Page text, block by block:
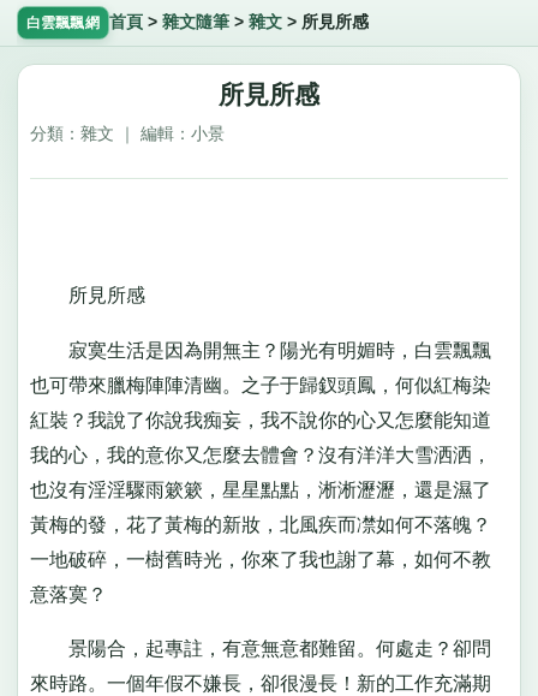
白雲飄飄網 首頁 > 雜文隨筆> 雜文> 所見所感
所見所感
分類：雜文 ｜ 編輯：小景
所見所感
寂寞生活是因為開無主？陽光有明媚時，白雲飄飄
也可帶來臘梅陣陣清幽。之子于歸釵頭鳳，何似紅梅染
紅裝？我說了你說我痴妄，我不說你的心又怎麼能知道
我的心，我的意你又怎麼去體會？沒有洋洋大雪洒洒，
也沒有淫淫驟雨簌簌，星星點點，淅淅瀝瀝，還是濕了
黃梅的發，花了黃梅的新妝，北風疾而凚如何不落魄？
一地破碎，一樹舊時光，你來了我也謝了幕，如何不教
意落寞？
景陽合，起專註，有意無意都難留。何處走？卻問
來時路。一個年假不嫌長，卻很漫長！新的工作充滿期